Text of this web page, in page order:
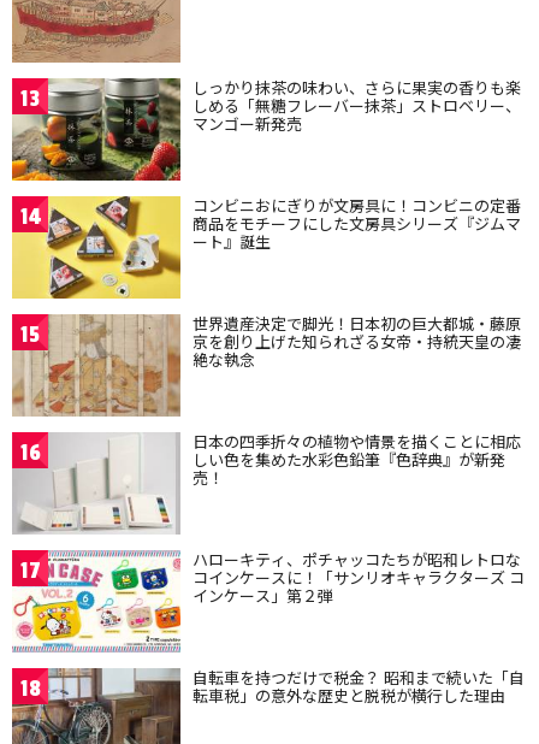
13 しっかり抹茶の味わい、さらに果実の香りも楽
しめる「無糖フレーバー抹茶」ストロベリー、
マンゴー新発売
14 コンビニおにぎりが文房具に！コンビニの定番
商品をモチーフにした文房具シリーズ『ジムマ
ート』誕生
15 世界遺産決定で脚光！日本初の巨大都城・藤原
京を創り上げた知られざる女帝・持統天皇の凄
絶な執念
16 日本の四季折々の植物や情景を描くことに相応
しい色を集めた水彩色鉛筆『色辞典』が新発
売！
17 ハローキティ、ポチャッコたちが昭和レトロな
コインケースに！「サンリオキャラクターズ コ
インケース」第２弾
18 自転車を持つだけで税金？ 昭和まで続いた「自
転車税」の意外な歴史と脱税が横行した理由